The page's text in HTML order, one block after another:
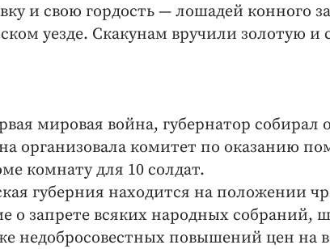
и свою гордость — лошадей конного
уезде. Скакунам вручили золотую и
мировая война, губернатор собирал
организовала комитет по оказанию
комнату для 10 солдат.
губерния находится на положении
о запрете всяких народных собраний,
недобросовестных повышений цен на